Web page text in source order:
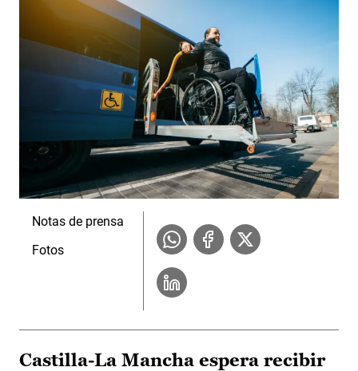
Notas de prensa
Fotos
Castilla-La Mancha espera recibir